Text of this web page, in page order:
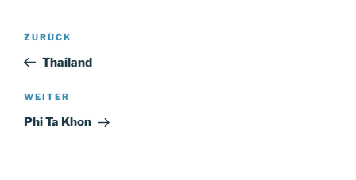
Beitragsnavigation
Vorheriger
Beitrag
ZURÜCK
Thailand
Nächster
Beitrag
WEITER
Phi Ta Khon